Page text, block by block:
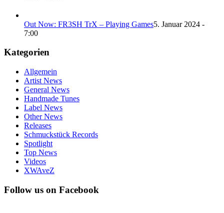
Out Now: FR3SH TrX – Playing Games5. Januar 2024 -
7:00
Kategorien
Allgemein
Artist News
General News
Handmade Tunes
Label News
Other News
Releases
Schmuckstück Records
Spotlight
Top News
Videos
XWAveZ
Follow us on Facebook